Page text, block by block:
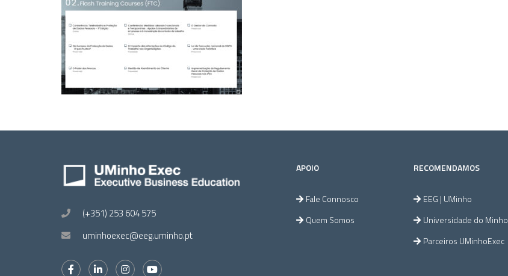
(+351) 253 604 575
uminhoexec@eeg.uminho.pt
APOIO
Fale Connosco
Quem Somos
RECOMENDAMOS
EEG | UMinho
Universidade do Minho
Parceiros UMinhoExec